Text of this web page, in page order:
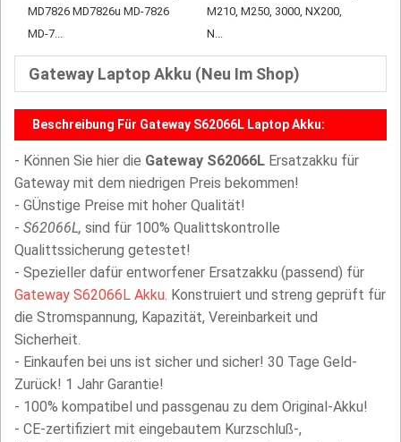
MD7826 MD7826u MD-7826
MD-7...
M210, M250, 3000, NX200,
N...
Gateway Laptop Akku (Neu Im Shop)
Beschreibung Für Gateway S62066L Laptop Akku:
- Können Sie hier die Gateway S62066L Ersatzakku für
Gateway mit dem niedrigen Preis bekommen!
- GÜnstige Preise mit hoher Qualität!
- S62066L, sind für 100% Qualittskontrolle
Qualittssicherung getestet!
- Spezieller dafür entworfener Ersatzakku (passend) für
Gateway S62066L Akku. Konstruiert und streng geprüft für
die Stromspannung, Kapazität, Vereinbarkeit und
Sicherheit.
- Einkaufen bei uns ist sicher und sicher! 30 Tage Geld-
Zurück! 1 Jahr Garantie!
- 100% kompatibel und passgenau zu dem Original-Akku!
- CE-zertifiziert mit eingebautem Kurzschluß-,